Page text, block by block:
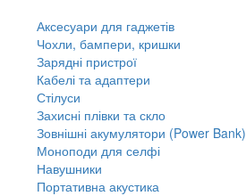
Аксесуари для гаджетів
Чохли, бампери, кришки
Зарядні пристрої
Кабелі та адаптери
Стілуси
Захисні плівки та скло
Зовнішні акумулятори (Power Bank)
Моноподи для селфі
Навушники
Портативна акустика